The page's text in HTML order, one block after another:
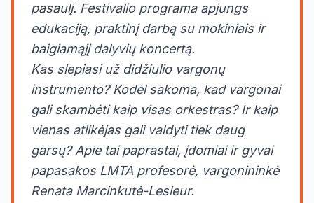
pasaulį. Festivalio programa apjungs
edukaciją, praktinį darbą su mokiniais ir
baigiamąjį dalyvių koncertą.
Kas slepiasi už didžiulio vargonų
instrumento? Kodėl sakoma, kad vargonai
gali skambėti kaip visas orkestras? Ir kaip
vienas atlikėjas gali valdyti tiek daug
garsų? Apie tai paprastai, įdomiai ir gyvai
papasakos LMTA profesorė, vargonininkė
Renata Marcinkutė-Lesieur.